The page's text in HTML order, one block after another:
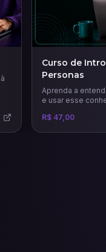
Curso de
Personas
Aprenda a
e usar esse
precisas e
R$ 47,00